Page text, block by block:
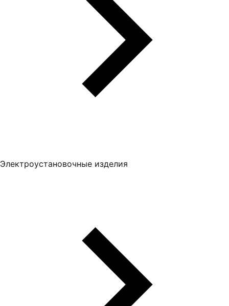
Электроустановочные изделия